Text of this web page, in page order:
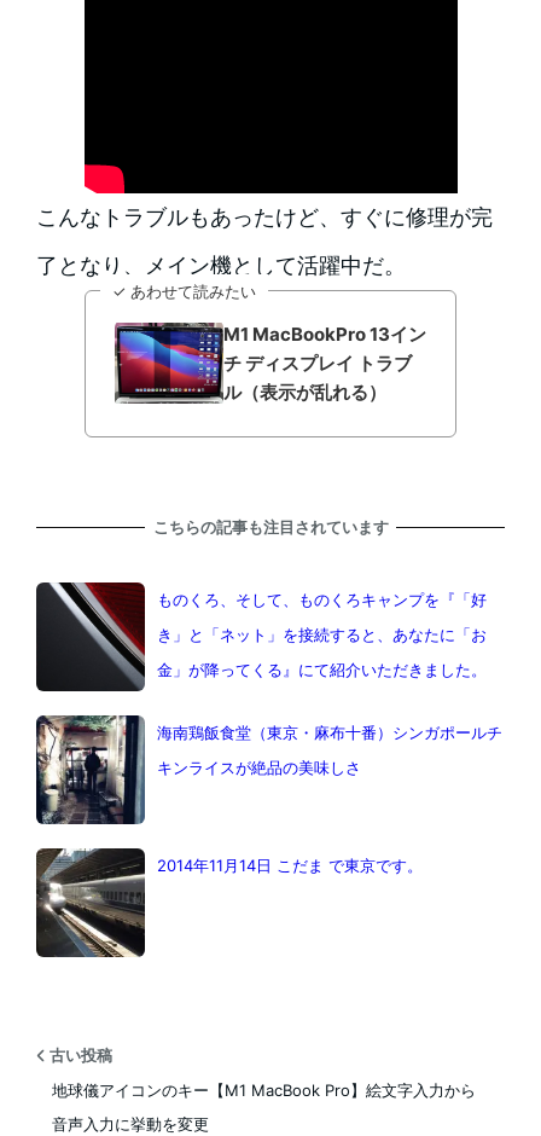
こんなトラブルもあったけど、すぐに修理が完
了となり、メイン機として活躍中だ。
✓ あわせて読みたい
M1 MacBookPro 13イン
チ ディスプレイ トラブ
ル（表示が乱れる）
こちらの記事も注目されています
ものくろ、そして、ものくろキャンプを『「好
き」と「ネット」を接続すると、あなたに「お
金」が降ってくる』にて紹介いただきました。
海南鶏飯食堂（東京・麻布十番）シンガポールチ
キンライスが絶品の美味しさ
2014年11月14日 こだま で東京です。
古い投稿
地球儀アイコンのキー【M1 MacBook Pro】絵文字入力から
音声入力に挙動を変更